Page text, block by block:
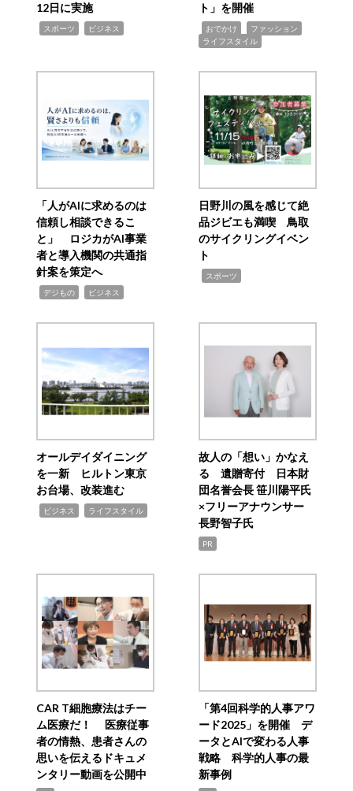
12日に実施
スポーツ ビジネス
ト」を開催
おでかけ ファッション
ライフスタイル
「人がAIに求めるのは
信頼し相談できるこ
と」 ロジカがAI事業
者と導入機関の共通指
針案を策定へ
デジもの ビジネス
日野川の風を感じて絶
品ジビエも満喫 鳥取
のサイクリングイベン
ト
スポーツ
オールデイダイニング
を一新 ヒルトン東京
お台場、改装進む
ビジネス ライフスタイル
故人の「想い」かなえ
る 遺贈寄付 日本財
団名誉会長 笹川陽平氏
×フリーアナウンサー
長野智子氏
PR
CAR T細胞療法はチー
ム医療だ！ 医療従事
者の情熱、患者さんの
思いを伝えるドキュメ
ンタリー動画を公開中
「第4回科学的人事アワ
ード2025」を開催 デ
ータとAIで変わる人事
戦略 科学的人事の最
新事例